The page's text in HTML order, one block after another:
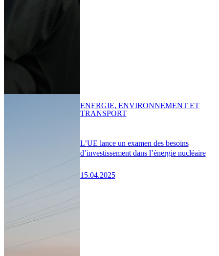
L’UE lance un examen des besoins
d’investissement dans l’énergie nucléaire
15.04.2025
ENERGIE, ENVIRONNEMENT ET
TRANSPORT